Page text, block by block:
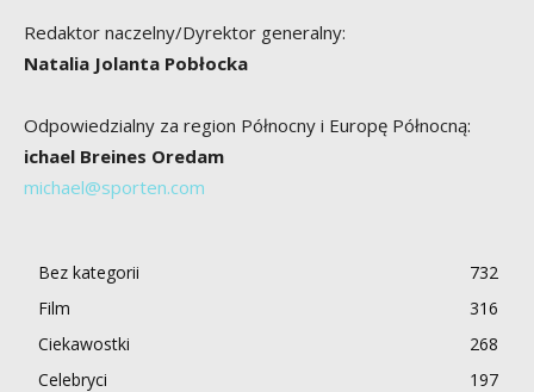
Redaktor naczelny/Dyrektor generalny:
Natalia Jolanta Pobłocka
Odpowiedzialny za region Północny i Europę Północną:
ichael Breines Oredam
michael@sporten.com
Bez kategorii
732
Film
316
Ciekawostki
268
Celebryci
197